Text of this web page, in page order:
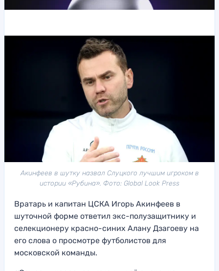
Акинфеев в шутку назвал Слуцкого лучшим игроком в
истории «Рубина». Фото: Global Look Press
Вратарь и капитан ЦСКА Игорь Акинфеев в
шуточной форме ответил экс-полузащитнику и
селекционеру красно-синих Алану Дзагоеву на
его слова о просмотре футболистов для
московской команды.